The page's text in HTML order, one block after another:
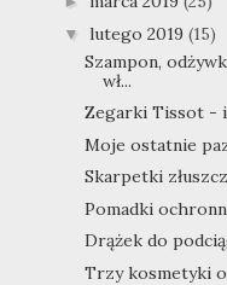
▼ lutego 2019 (15)
Szampon,
wł...
Zegarki Tissot -
Moje ostatnie
Skarpetki
Pomadki
Drążek do
Trzy kosmetyki